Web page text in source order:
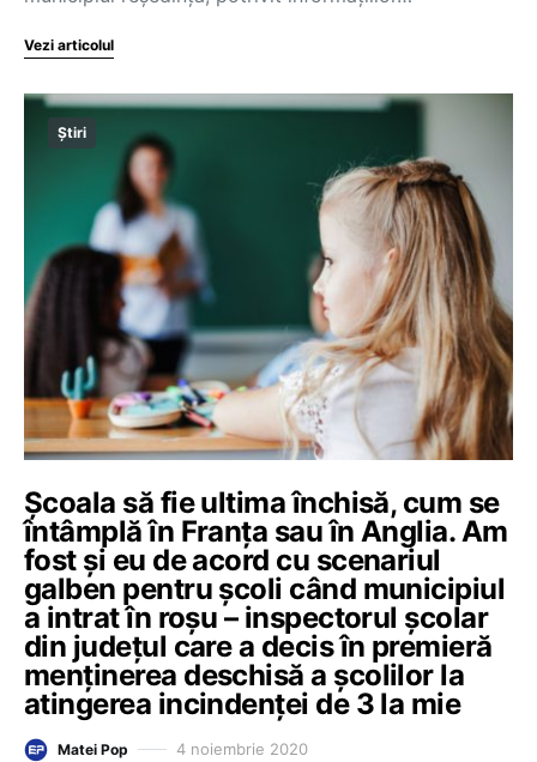
Vezi articolul
Știri
Școala să fie ultima închisă, cum se
întâmplă în Franța sau în Anglia. Am
fost și eu de acord cu scenariul
galben pentru școli când municipiul
a intrat în roșu – inspectorul școlar
din județul care a decis în premieră
menținerea deschisă a școlilor la
atingerea incindenței de 3 la mie
Matei Pop 4 noiembrie 2020